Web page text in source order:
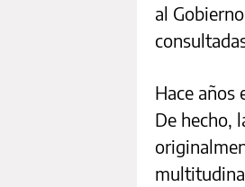
al
Hace años
De hecho,